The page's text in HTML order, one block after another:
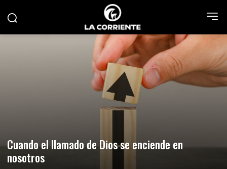
Cuando el llamado de Dios se enciende en
nosotros